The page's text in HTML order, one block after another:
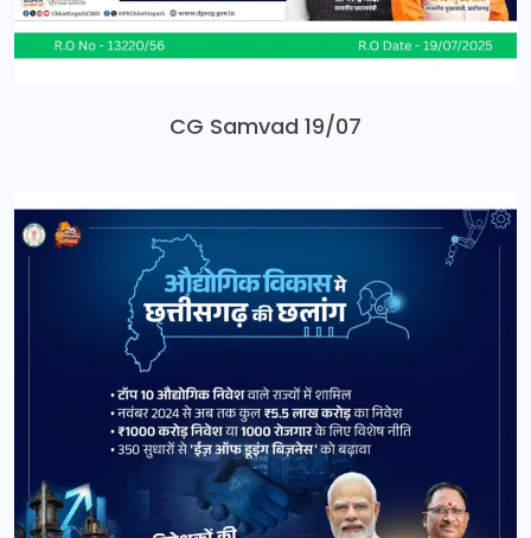
CG Samvad 19/07